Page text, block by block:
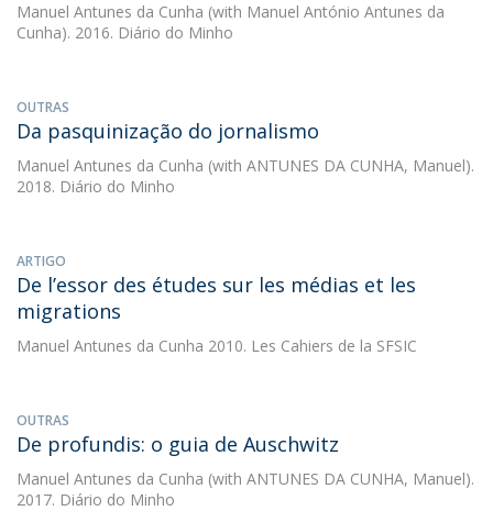
Manuel Antunes da Cunha (with Manuel António Antunes da
Cunha). 2016. Diário do Minho
OUTRAS
Da pasquinização do jornalismo
Manuel Antunes da Cunha (with ANTUNES DA CUNHA, Manuel).
2018. Diário do Minho
ARTIGO
De l’essor des études sur les médias et les
migrations
Manuel Antunes da Cunha 2010. Les Cahiers de la SFSIC
OUTRAS
De profundis: o guia de Auschwitz
Manuel Antunes da Cunha (with ANTUNES DA CUNHA, Manuel).
2017. Diário do Minho